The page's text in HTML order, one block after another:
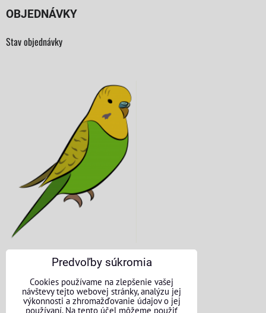
OBJEDNÁVKY
Stav objednávky
KONTAKTNÉ ÚDAJE
O nás
Predvoľby súkromia
Cookies používame na zlepšenie vašej
návštevy tejto webovej stránky, analýzu jej
výkonnosti a zhromažďovanie údajov o jej
používaní. Na tento účel môžeme použiť